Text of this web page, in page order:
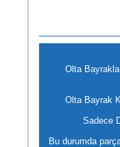
Olta
Olta Bayrak
Sadece
Bu durumda